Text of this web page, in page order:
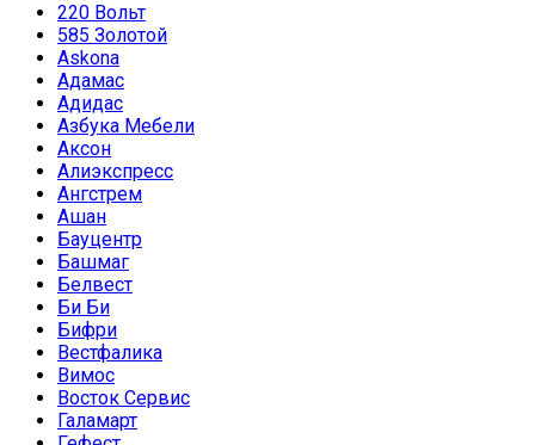
220 Вольт
585 Золотой
Askona
Адамас
Адидас
Азбука Мебели
Аксон
Алиэкспресс
Ангстрем
Ашан
Бауцентр
Башмаг
Белвест
Би Би
Бифри
Вестфалика
Вимос
Восток Сервис
Галамарт